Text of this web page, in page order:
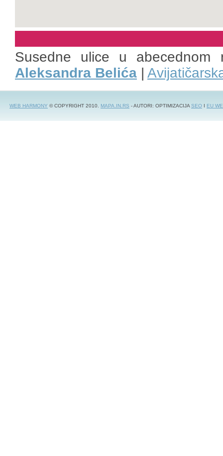
Susedne ulice u abecednom
Aleksandra Belića |
WEB HARMONY © COPYRIGHT 2010. MAPA.IN.RS - AUTORI: OPTIMIZACIJASEO I EU